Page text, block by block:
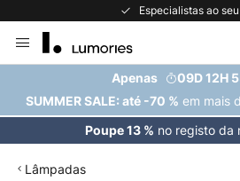
Especialistas ao
para
Conteúdo
Apenas
09D 12H
SUMMER SALE: até -70 % em mais
Poupe 13 % no registo da
Lâmpadas